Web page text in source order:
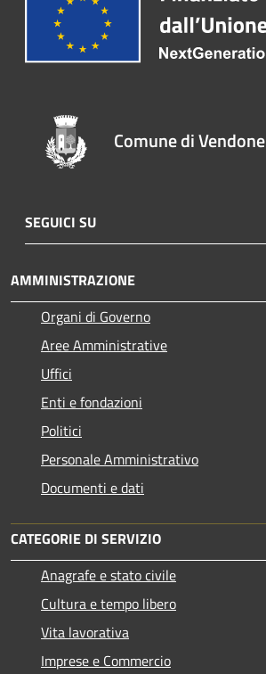
Comune di Vendone
SEGUICI SU
AMMINISTRAZIONE
Organi di Governo
Aree Amministrative
Uffici
Enti e fondazioni
Politici
Personale Amministrativo
Documenti e dati
CATEGORIE DI SERVIZIO
Anagrafe e stato civile
Cultura e tempo libero
Vita lavorativa
Imprese e Commercio